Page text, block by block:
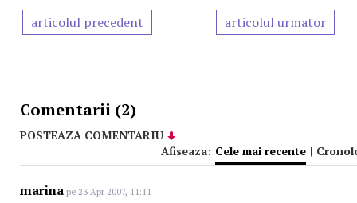
articolul precedent articolul urmator
Comentarii (2)
POSTEAZA COMENTARIU
Afiseaza: Cele mai recente |
marina pe 23 Apr 2007, 11:11